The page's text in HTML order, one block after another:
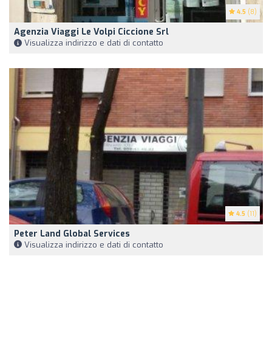
4.5 (8)
Agenzia Viaggi Le Volpi Ciccione Srl
Visualizza indirizzo e dati di contatto
4.5 (11)
Peter Land Global Services
Visualizza indirizzo e dati di contatto